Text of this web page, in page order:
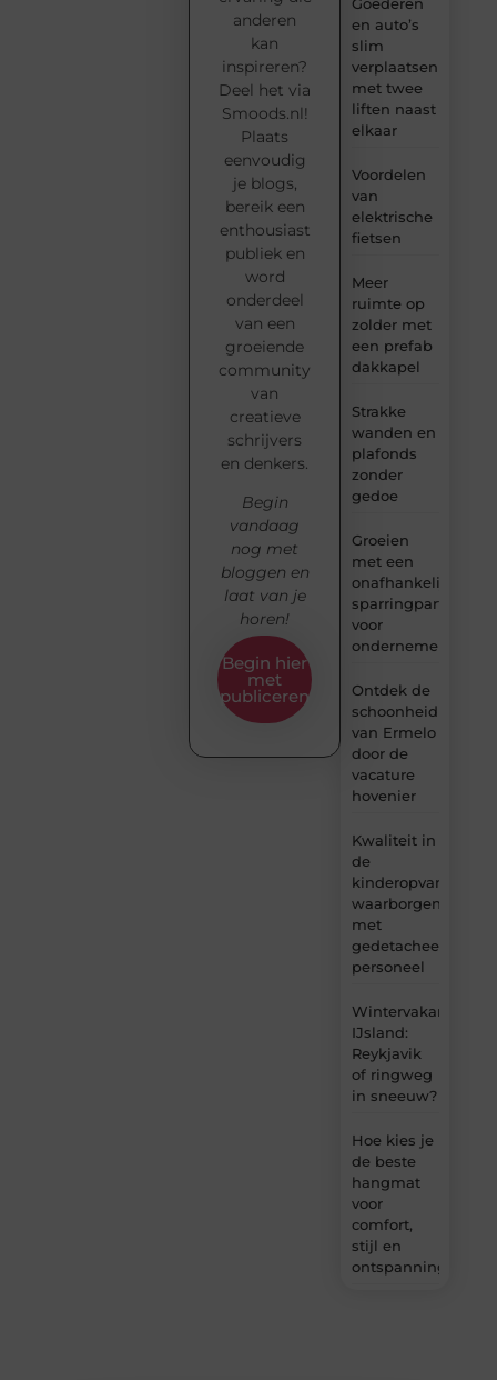
en auto’s
slim
verplaatsen
met twee
liften naast
elkaar
Voordelen
van
elektrische
fietsen
Meer
ruimte op
zolder met
een prefab
dakkapel
Strakke
wanden en
plafonds
zonder
gedoe
Groeien
met een
onafhankelijke
sparringpartner
voor
ondernemers
Ontdek de
schoonheid
van Ermelo
door de
vacature
hovenier
Kwaliteit in
de
kinderopvang
waarborgen
met
gedetacheerd
personeel
Wintervakantie
IJsland:
Reykjavik
of ringweg
in sneeuw?
Hoe kies je
de beste
hangmat
voor
comfort,
stijl en
ontspanning?
anderen
kan
inspireren?
Deel het via
Smoods.nl!
Plaats
eenvoudig
je blogs,
bereik een
enthousiast
publiek en
word
onderdeel
van een
groeiende
community
van
creatieve
schrijvers
en denkers.
Begin
vandaag
nog met
bloggen en
laat van je
horen!
Begin hier
met
publiceren